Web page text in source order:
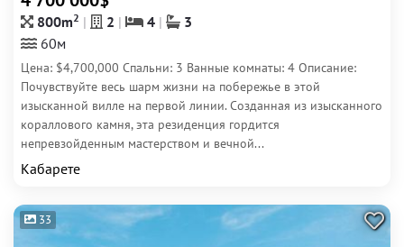
800m2 2 4
3
60м
Цена: $4,700,000 Спальни: 3 Ванные комнаты: 4 Описание:
Почувствуйте весь шарм жизни на побережье в этой
изысканной вилле на первой линии. Созданная из изысканного
кораллового камня, эта резиденция гордится
непревзойденным мастерством и вечной...
Кабарете
33